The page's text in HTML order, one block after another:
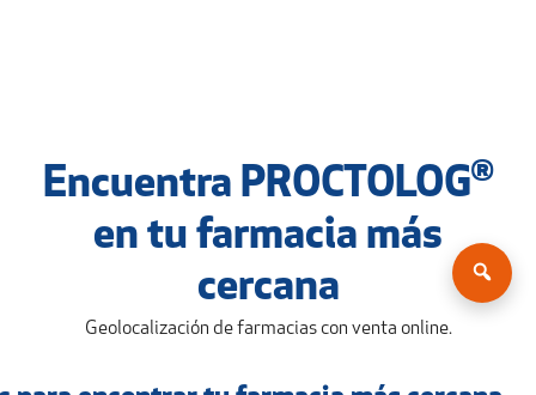
Encuentra PROCTOLOG®
en tu farmacia más
cercana
Geolocalización de farmacias con venta online.